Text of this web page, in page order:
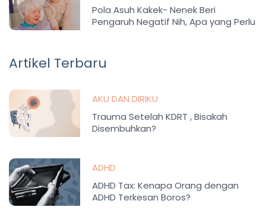
Pola Asuh Kakek- Nenek Beri
Pengaruh Negatif Nih, Apa yang Perlu
Artikel Terbaru
AKU DAN DIRIKU
Trauma Setelah KDRT , Bisakah
Disembuhkan?
ADHD
ADHD Tax: Kenapa Orang dengan
ADHD Terkesan Boros?